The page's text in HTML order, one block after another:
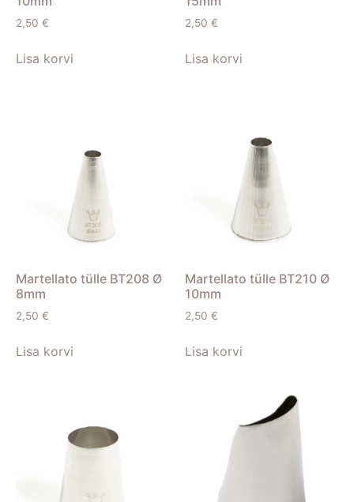
2,50 €
Lisa korvi
2,50 €
Lisa korvi
Martellato tülle BT208 Ø
8mm
2,50 €
Lisa korvi
Martellato tülle BT210 Ø
10mm
2,50 €
Lisa korvi